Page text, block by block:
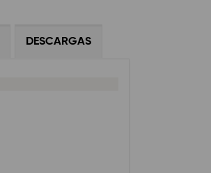
DESCARGAS